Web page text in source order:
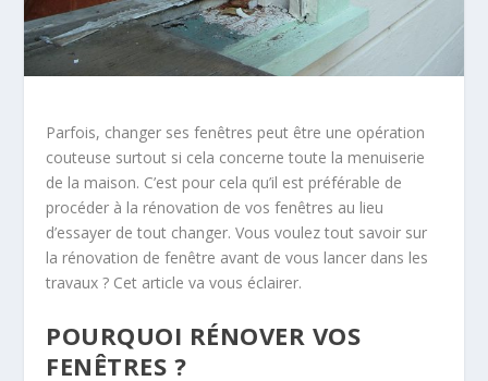
Parfois, changer ses fenêtres peut être une opération
couteuse surtout si cela concerne toute la menuiserie
de la maison. C’est pour cela qu’il est préférable de
procéder à la rénovation de vos fenêtres au lieu
d’essayer de tout changer. Vous voulez tout savoir sur
la rénovation de fenêtre avant de vous lancer dans les
travaux ? Cet article va vous éclairer.
POURQUOI RÉNOVER VOS
FENÊTRES ?